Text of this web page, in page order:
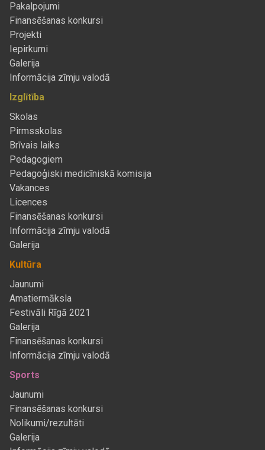
Pakalpojumi
Finansēšanas konkursi
Projekti
Iepirkumi
Galerija
Informācija zīmju valodā
Izglītība
Skolas
Pirmsskolas
Brīvais laiks
Pedagogiem
Pedagoģiski medicīniskā komisija
Vakances
Licences
Finansēšanas konkursi
Informācija zīmju valodā
Galerija
Kultūra
Jaunumi
Amatiermāksla
Festivāli Rīgā 2021
Galerija
Finansēšanas konkursi
Informācija zīmju valodā
Sports
Jaunumi
Finansēšanas konkursi
Nolikumi/rezultāti
Galerija